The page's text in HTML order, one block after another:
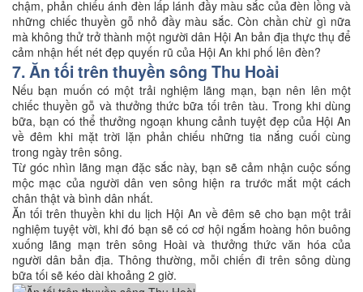
chậm, phản chiếu ánh đèn lấp lánh đầy màu sắc của đèn lồng và
những chiếc thuyền gỗ nhỏ đầy màu sắc. Còn chần chừ gì nữa
mà không thử trở thành một người dân Hội An bản địa thực thụ để
cảm nhận hết nét đẹp quyến rũ của Hội An khi phố lên đèn?
7. Ăn tối trên thuyền sông Thu Hoài
Nếu bạn muốn có một trải nghiệm lãng mạn, bạn nên lên một
chiếc thuyền gỗ và thưởng thức bữa tối trên tàu. Trong khi dùng
bữa, bạn có thể thưởng ngoạn khung cảnh tuyệt đẹp của Hội An
về đêm khi mặt trời lặn phản chiếu những tia nắng cuối cùng
trong ngày trên sông.
Từ góc nhìn lãng mạn đặc sắc này, bạn sẽ cảm nhận cuộc sống
mộc mạc của người dân ven sông hiện ra trước mắt một cách
chân thật và bình dân nhất.
Ăn tối trên thuyền khi du lịch Hội An về đêm sẽ cho bạn một trải
nghiệm tuyệt vời, khi đó bạn sẽ có cơ hội ngắm hoàng hôn buông
xuống lãng mạn trên sông Hoài và thưởng thức văn hóa của
người dân bản địa. Thông thường, mỗi chiến đi trên sông dùng
bữa tối sẽ kéo dài khoảng 2 giờ.